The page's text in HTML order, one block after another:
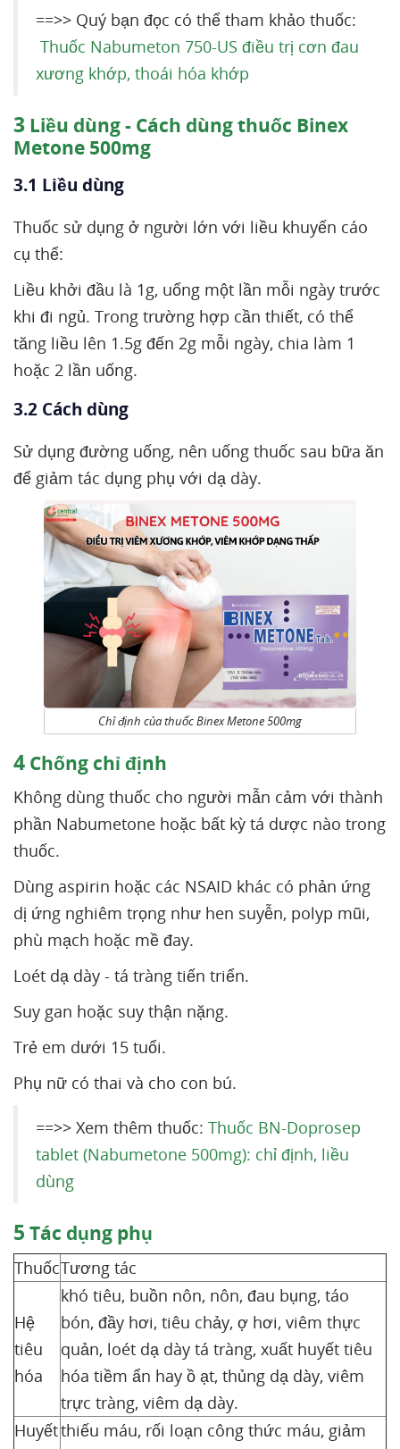
==>> Quý bạn đọc có thể tham khảo thuốc:
Thuốc Nabumeton 750-US điều trị cơn đau
xương khớp, thoái hóa khớp
3 Liều dùng - Cách dùng thuốc Binex
Metone 500mg
3.1 Liều dùng
Thuốc sử dụng ở người lớn với liều khuyến cáo
cụ thể:
Liều khởi đầu là 1g, uống một lần mỗi ngày trước
khi đi ngủ. Trong trường hợp cần thiết, có thể
tăng liều lên 1.5g đến 2g mỗi ngày, chia làm 1
hoặc 2 lần uống.
3.2 Cách dùng
Sử dụng đường uống, nên uống thuốc sau bữa ăn
để giảm tác dụng phụ với dạ dày.
Chỉ định của thuốc Binex Metone 500mg
4 Chống chỉ định
Không dùng thuốc cho người mẫn cảm với thành
phần Nabumetone hoặc bất kỳ tá dược nào trong
thuốc.
Dùng aspirin hoặc các NSAID khác có phản ứng
dị ứng nghiêm trọng như hen suyễn, polyp mũi,
phù mạch hoặc mề đay.
Loét dạ dày - tá tràng tiến triển.
Suy gan hoặc suy thận nặng.
Trẻ em dưới 15 tuổi.
Phụ nữ có thai và cho con bú.
==>> Xem thêm thuốc: Thuốc BN-Doprosep
tablet (Nabumetone 500mg): chỉ định, liều
dùng
5 Tác dụng phụ
ThuốcTương tác
Hệ
tiêu
hóa
khó tiêu, buồn nôn, nôn, đau bụng, táo
bón, đầy hơi, tiêu chảy, ợ hơi, viêm thực
quản, loét dạ dày tá tràng, xuất huyết tiêu
hóa tiềm ẩn hay ồ ạt, thủng dạ dày, viêm
trực tràng, viêm dạ dày.
Huyếtthiếu máu, rối loạn công thức máu, giảm